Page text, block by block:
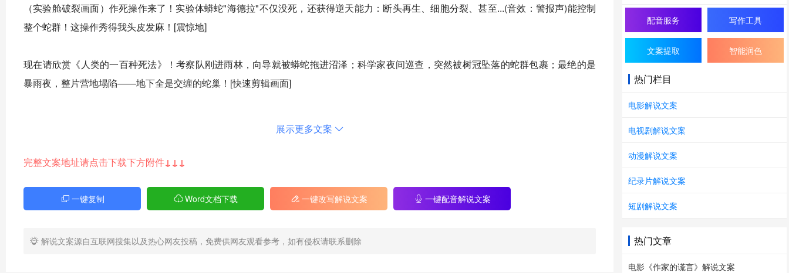
（实验舱破裂画面）作死操作来了！实验体蟒蛇"海德拉"不仅没死，还获得逆天能力：断头再生、细胞分裂、甚至...(音效：警报声)能控制
整个蛇群！这操作秀得我头皮发麻！[震惊地]
现在请欣赏《人类的一百种死法》！考察队刚进雨林，向导就被蟒蛇拖进沼泽；科学家夜间巡查，突然被树冠坠落的蛇群包裹；最绝的是
暴雨夜，整片营地塌陷——地下全是交缠的蛇巢！[快速剪辑画面]
这种智商碾压简直细思极恐！[压低声音]
展示更多文案
完整文案地址请点击下载下方附件↓↓↓
一键复制 Word文档下载 一键改写解说文案 一键配音解说文案
解说文案源自互联网搜集以及热心网友投稿，免费供网友观看参考，如有侵权请联系删除
配音服务 写作工具
文案提取 智能润色
热门栏目
电影解说文案
电视剧解说文案
动漫解说文案
纪录片解说文案
短剧解说文案
热门文章
电影《作家的谎言》解说文案